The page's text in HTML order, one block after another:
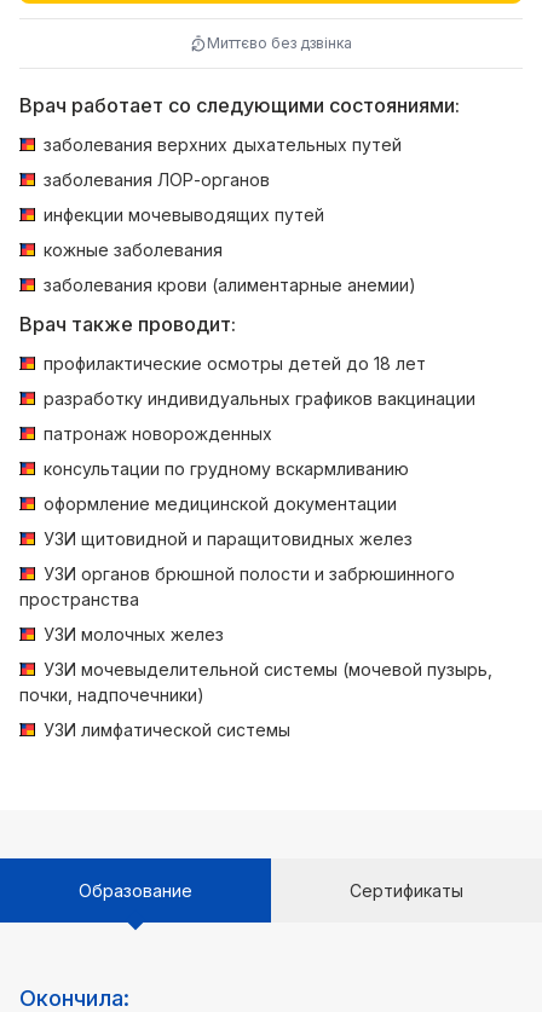
Миттєво без дзвінка
Врач работает со следующими состояниями:
заболевания верхних дыхательных путей
заболевания ЛОР-органов
инфекции мочевыводящих путей
кожные заболевания
заболевания крови (алиментарные анемии)
Врач также проводит:
профилактические осмотры детей до 18 лет
разработку индивидуальных графиков вакцинации
патронаж новорожденных
консультации по грудному вскармливанию
оформление медицинской документации
УЗИ щитовидной и паращитовидных желез
УЗИ органов брюшной полости и забрюшинного
пространства
УЗИ молочных желез
УЗИ мочевыделительной системы (мочевой пузырь,
почки, надпочечники)
УЗИ лимфатической системы
Образование Сертификаты
Окончила: